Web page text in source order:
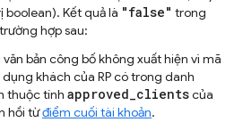
boolean). Kết quả là "false" trong
hợp sau:
văn bản công bố không xuất hiện vì mã
khách của RP có trong danh
thuộc tính approved_clientscủa
hồi từđiểm cuối tài khoản.